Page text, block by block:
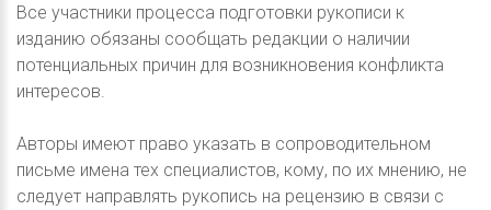
Все участники процесса подготовки рукописи к
изданию обязаны сообщать редакции о наличии
потенциальных причин для возникновения конфликта
интересов.
Авторы имеют право указать в сопроводительном
письме имена тех специалистов, кому, по их мнению, не
следует направлять рукопись на рецензию в связи с